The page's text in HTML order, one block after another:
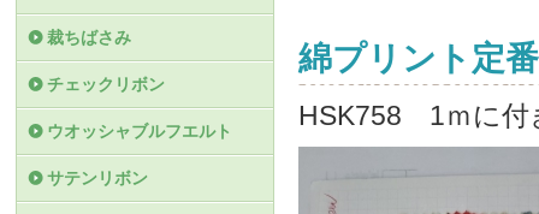
綿プリント定
HSK758 1ｍに付
裁ちばさみ
チェックリボン
ウオッシャブルフエルト
サテンリボン